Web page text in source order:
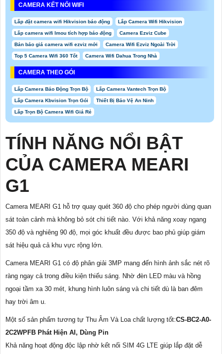
CAMERA KẾT NỐI WIFI
Lắp đặt camera wifi Hikvision báo động Lắp Camera Wifi Hikvision
Lắp camera wifi Imou tích hợp báo động Camera Ezviz Cube
Bản báo giá camera wifi ezviz mới Camera Wifi Ezviz Ngoài Trời
Top 5 Camera Wifi 360 Tốt Camera Wifi Dahua Trong Nhà
CAMERA THEO GÓI
Lắp Camera Báo Động Trọn Bộ Lắp Camera Vantech Trọn Bộ
Lắp Camera Kbvision Trọn Gói Thiết Bị Bảo Vệ An Ninh
Lắp Trọn Bộ Camera Wifi Giá Rẻ
TÍNH NĂNG NỔI BẬT
CỦA CAMERA MEARI
G1
Camera MEARI G1 hỗ trợ quay quét 360 độ cho phép người dùng quan
sát toàn cảnh mà không bỏ sót chi tiết nào. Với khả năng xoay ngang
350 độ và nghiêng 90 độ, mọi góc khuất đều được bao phủ giúp giám
sát hiệu quả cả khu vực rộng lớn.
Camera MEARI G1 có độ phân giải 3MP mang đến hình ảnh sắc nét rõ
ràng ngay cả trong điều kiện thiếu sáng. Nhờ đèn LED màu và hồng
ngoại tầm xa 30 mét, khung hình luôn sáng và chi tiết dù là ban đêm
hay trời âm u.
Một số sản phẩm tương tự Thu Âm Và Loa chất lượng tốt:CS-BC2-A0-
2C2WPFB Phát Hiện AI, Dùng Pin
Khả năng hoạt động độc lập nhờ kết nối SIM 4G LTE giúp lắp đặt dễ